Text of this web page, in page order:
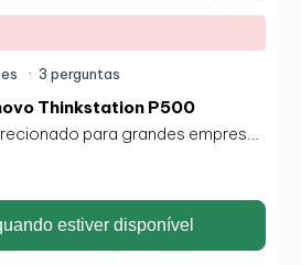
· 3 perguntas
Thinkstation P500
para grandes empresas
manuseio, gestão e
a uma velocidade e
graças ao seu
estiver disponível